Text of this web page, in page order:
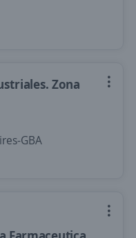
Zona
GBA